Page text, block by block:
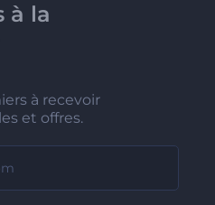
à la
à recevoir
et offres.